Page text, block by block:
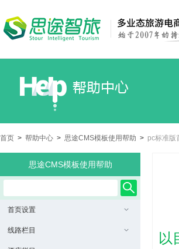
首页 > 帮助中心 > 思途CMS模板使用帮助 > pc标准版
思途CMS模板使用帮助
首页设置
线路栏目 以